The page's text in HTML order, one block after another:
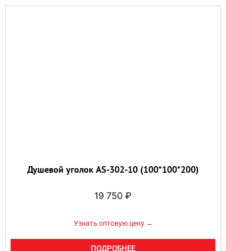
Душевой уголок AS-302-10 (100*100*200)
19 750 ₽
Узнать оптовую цену →
ПОДРОБНЕЕ